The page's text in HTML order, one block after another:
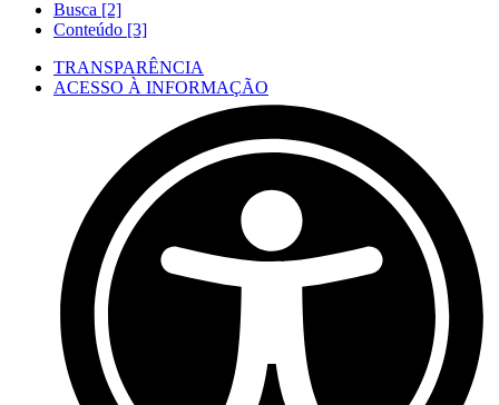
Busca [2]
Conteúdo [3]
TRANSPARÊNCIA
ACESSO À INFORMAÇÃO